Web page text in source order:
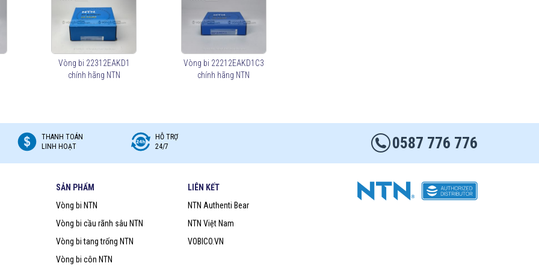
tự lựa.
trống.
tải trọng đều.
môi trường khắc nghiệt.
bụi và giữ mỡ bôi trơn lâu hơn.
dùng trong môi trường sạch.
Vòng bi 22312EAKD1
chính hãng NTN
Vòng bi 22212EAKD1C3
chính hãng NTN
THANH TOÁN
LINH HOẠT
HỖ TRỢ
24/7
0587 776 776
SẢN PHẨM
Vòng bi NTN
Vòng bi cầu rãnh sâu NTN
Vòng bi tang trống NTN
Vòng bi côn NTN
LIÊN KẾT
NTN Authenti Bear
NTN Việt Nam
VOBICO.VN